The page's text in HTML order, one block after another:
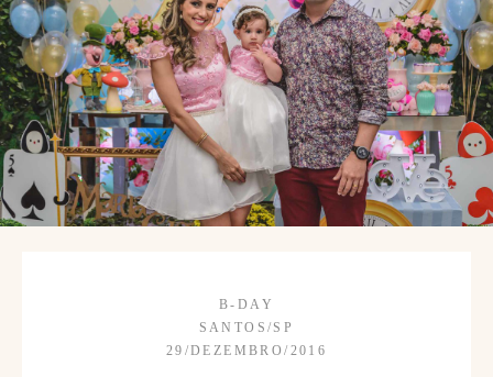
B-DAY
SANTOS/SP
29/DEZEMBRO/2016